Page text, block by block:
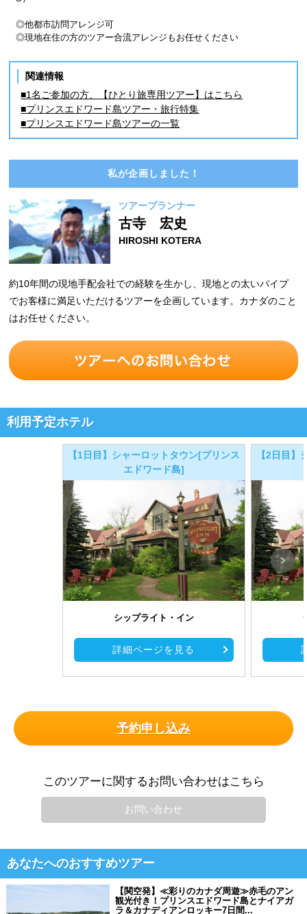
◎他都市訪問アレンジ可
◎現地在住の方のツアー合流アレンジもお任せください
関連情報
■1名ご参加の方、【ひとり旅専用ツアー】はこちら
■プリンスエドワード島ツアー・旅行特集
■プリンスエドワード島ツアーの一覧
私が企画しました！
ツアープランナー
古寺 宏史
HIROSHI KOTERA
約10年間の現地手配会社での経験を生かし、現地との太いパイプ
でお客様に満足いただけるツアーを企画しています。カナダのこと
はお任せください。
利用予定ホテル
【1日目】シャーロットタウン[プリンス
エドワード島]
シップライト・イン
詳細ページを見る
【2日目】
予約申し込み
このツアーに関するお問い合わせはこちら
お問い合わせ
あなたへのおすすめツアー
【関空発】≪彩りのカナダ周遊≫赤毛のアン
観光付き！プリンスエドワード島とナイアガ
ラ＆カナディアンロッキー7日間...